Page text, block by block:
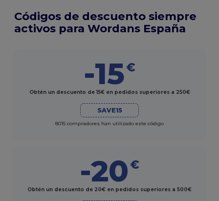
Códigos de descuento siempre
activos para Wordans España
-15€
Obtén un descuento de 15€ en pedidos superiores a 250€
SAVE15
8015 compradores han utilizado este código
-20 €
Obtén un descuento de 20€ en pedidos superiores a 500€